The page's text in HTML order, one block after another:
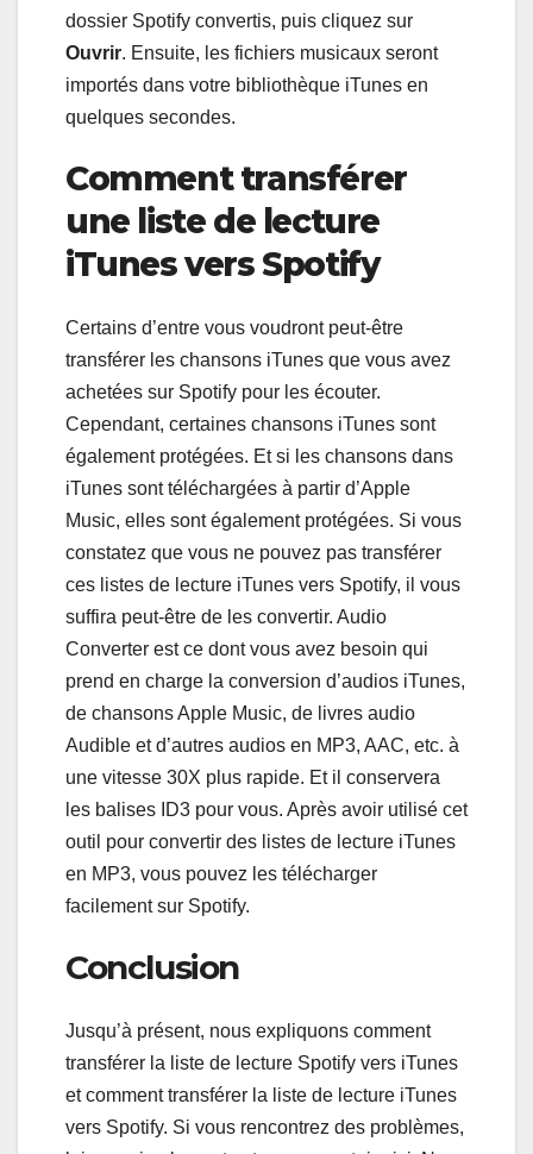
dossier Spotify convertis, puis cliquez sur
Ouvrir. Ensuite, les fichiers musicaux seront
importés dans votre bibliothèque iTunes en
quelques secondes.
Comment transférer
une liste de lecture
iTunes vers Spotify
Certains d’entre vous voudront peut-être
transférer les chansons iTunes que vous avez
achetées sur Spotify pour les écouter.
Cependant, certaines chansons iTunes sont
également protégées. Et si les chansons dans
iTunes sont téléchargées à partir d’Apple
Music, elles sont également protégées. Si vous
constatez que vous ne pouvez pas transférer
ces listes de lecture iTunes vers Spotify, il vous
suffira peut-être de les convertir. Audio
Converter est ce dont vous avez besoin qui
prend en charge la conversion d’audios iTunes,
de chansons Apple Music, de livres audio
Audible et d’autres audios en MP3, AAC, etc. à
une vitesse 30X plus rapide. Et il conservera
les balises ID3 pour vous. Après avoir utilisé cet
outil pour convertir des listes de lecture iTunes
en MP3, vous pouvez les télécharger
facilement sur Spotify.
Conclusion
Jusqu’à présent, nous expliquons comment
transférer la liste de lecture Spotify vers iTunes
et comment transférer la liste de lecture iTunes
vers Spotify. Si vous rencontrez des problèmes,